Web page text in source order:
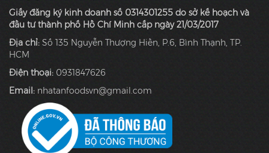
Giấy đăng ký kinh doanh số 0314301255 do sở kế hoạch và
đầu tư thành phố Hồ Chí Minh cấp ngày 21/03/2017
Địa chỉ: Số 135 Nguyễn Thượng Hiền, P.6, Bình Thạnh, TP.
HCM
Điện thoại: 0931847626
Email: nhatanfoodsvn@gmail.com